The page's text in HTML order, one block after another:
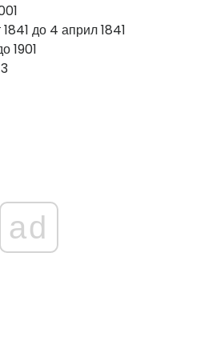
до 4 април 1841
1901
ad